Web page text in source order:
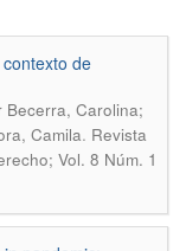
de
Carolina;
Camila. Revista
Vol. 8 Núm. 1